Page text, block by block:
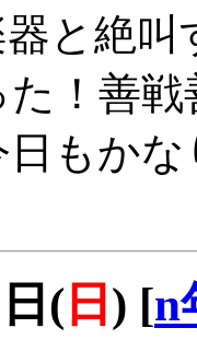
と絶
！善戦
日もか
( 日 ) [n